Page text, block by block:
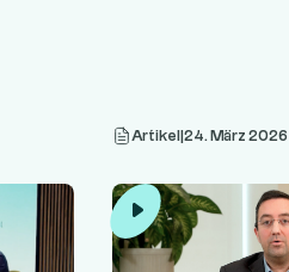
Artikel 24. März 2026